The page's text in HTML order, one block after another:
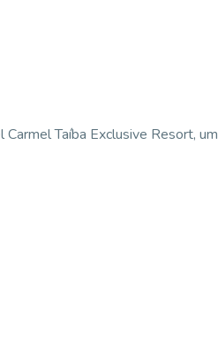
Taíba Exclusive Resort, um